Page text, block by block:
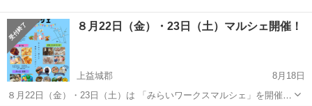
８月22日（金）・23日（土）マルシェ開催！
上益城郡
8月18日
８月22日（金）・23日（土）は 「みらいワークスマルシェ」を開催し